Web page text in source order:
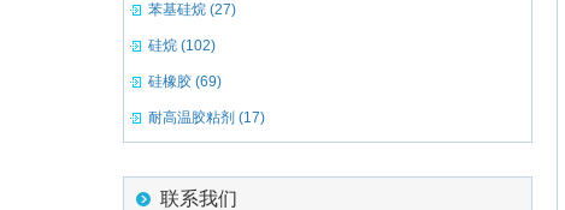
苯基硅烷 (27)
硅烷 (102)
硅橡胶 (69)
耐高温胶粘剂 (17)
联系我们